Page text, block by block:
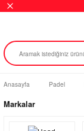
Anasayfa Padel
Markalar